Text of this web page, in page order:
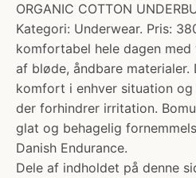
ORGANIC COTTON
Kategori: Underwear. Pris:
komfortabel hele dagen
af bløde, åndbare materialer.
komfort i enhver situation
der forhindrer irritation.
glat og behagelig
Danish Endurance.
Dele af indholdet på denne